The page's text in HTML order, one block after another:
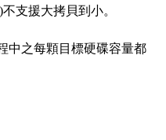
支援大拷貝到小。
中之每顆目標硬碟容量都